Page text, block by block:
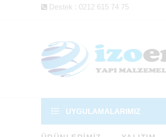
Destek : 0212 615 74 75
UYGULAMALARIMIZ